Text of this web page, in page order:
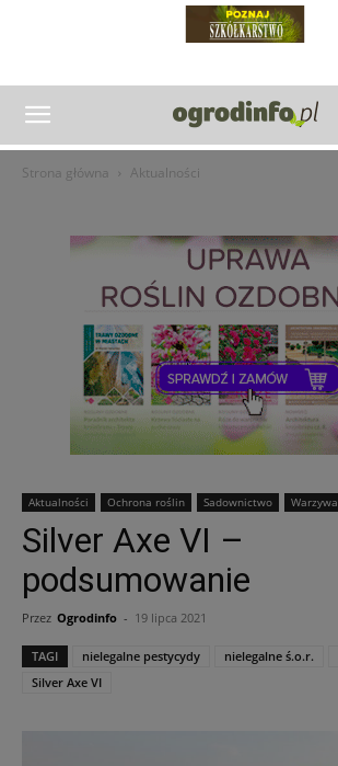
Strona główna Aktualności
Aktualności Ochrona roślin Sadownictwo Warzywa
Silver Axe VI –
podsumowanie
Przez Ogrodinfo - 19 lipca 2021
TAGI nielegalne pestycydy nielegalne ś.o.r.
Silver Axe VI